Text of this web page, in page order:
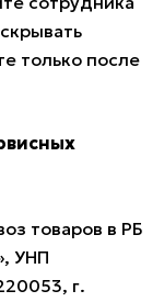
только после
товаров в РБ
УНП
г.